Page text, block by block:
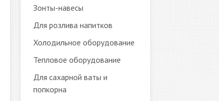
Зонты-навесы
Для розлива напитков
Холодильное оборудование
Тепловое оборудование
Для сахарной ваты и
попкорна